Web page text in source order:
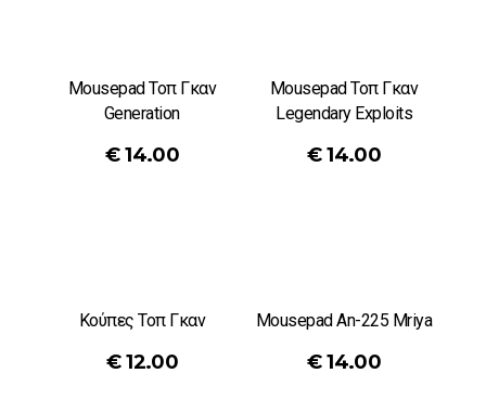
Mousepad Τοπ Γκαν
Generation
€ 14.00
Mousepad Τοπ Γκαν
Legendary Exploits
€ 14.00
Κούπες Τοπ Γκαν
€ 12.00
Mousepad An-225 Mriya
€ 14.00